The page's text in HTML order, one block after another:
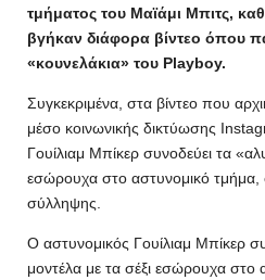
τμήματος του Μαϊάμι Μπιτς,
βγήκαν διάφορα βίντεο όπου
«κουνελάκια» του Playboy.
Συγκεκριμένα, στα βίντεο που
μέσο κοινωνικής δικτύωσης
Γουίλιαμ Μπίκερ συνοδεύει τα
εσώρουχα στο αστυνομικό τμήμα,
σύλληψης.
O αστυνομικός Γουίλιαμ Μπίκερ
μοντέλα με τα σέξι εσώρουχα στο